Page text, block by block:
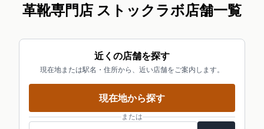
革靴専門店 ストックラボ店舗一覧
近くの店舗を探す
現在地または駅名・住所から、近い店舗をご案内します。
現在地から探す
または